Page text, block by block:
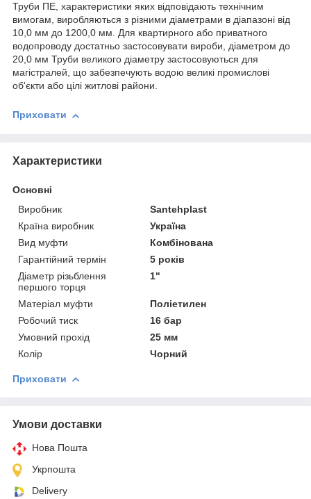
Труби ПЕ, характеристики яких відповідають технічним
вимогам, виробляються з різними діаметрами в діапазоні від
10,0 мм до 1200,0 мм. Для квартирного або приватного
водопроводу достатньо застосовувати вироби, діаметром до
20,0 мм Труби великого діаметру застосовуються для
магістралей, що забезпечують водою великі промислові
об'єкти або цілі житлові райони.
Приховати
Характеристики
Основні
Виробник
Santehplast
Країна виробник
Україна
Вид муфти
Комбінована
Гарантійний термін
5 років
Діаметр різьблення
першого торця
1"
Матеріал муфти
Поліетилен
Робочий тиск
16 бар
Умовний прохід
25 мм
Колір
Чорний
Приховати
Умови доставки
Нова Пошта
Укрпошта
Delivery